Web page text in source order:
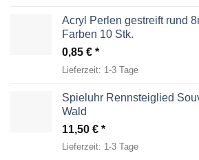
Acryl Perlen gestreift rund
Farben 10 Stk.
0,85 €
Lieferzeit: 1-3 Tage
Spieluhr Rennsteiglied
Wald
11,50 €
Lieferzeit: 1-3 Tage